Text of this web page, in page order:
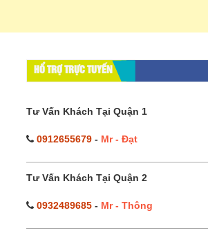
HỔ TRỢ TRỰC TUYẾN
Tư Vấn Khách Tại Quận 1
0912655679 - Mr - Đạt
Tư Vấn Khách Tại Quận 2
0932489685 - Mr - Thông